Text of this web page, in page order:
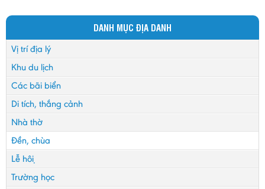
DANH MỤC ĐỊA DANH
Vị trí địa lý
Khu du lịch
Các bãi biển
Di tích, thắng cảnh
Nhà thờ
Đền, chùa
Lễ hội
Trường học